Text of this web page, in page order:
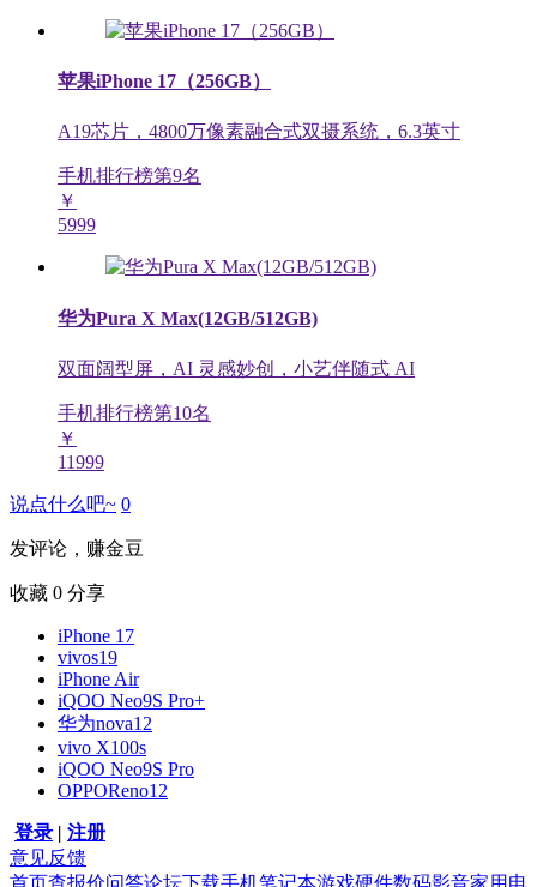
苹果iPhone 17（256GB）
A19芯片，4800万像素融合式双摄系统，6.3英寸
手机排行榜第9名
￥
5999
华为Pura X Max(12GB/512GB)
双面阔型屏，AI 灵感妙创，小艺伴随式 AI
手机排行榜第10名
￥
11999
说点什么吧~ 0
发评论，赚金豆
收藏 0 分享
iPhone 17
vivos19
iPhone Air
iQOO Neo9S Pro+
华为nova12
vivo X100s
iQOO Neo9S Pro
OPPOReno12
登录 | 注册
意见反馈
首页查报价问答论坛下载手机 笔记本游戏硬件数码影音家用电